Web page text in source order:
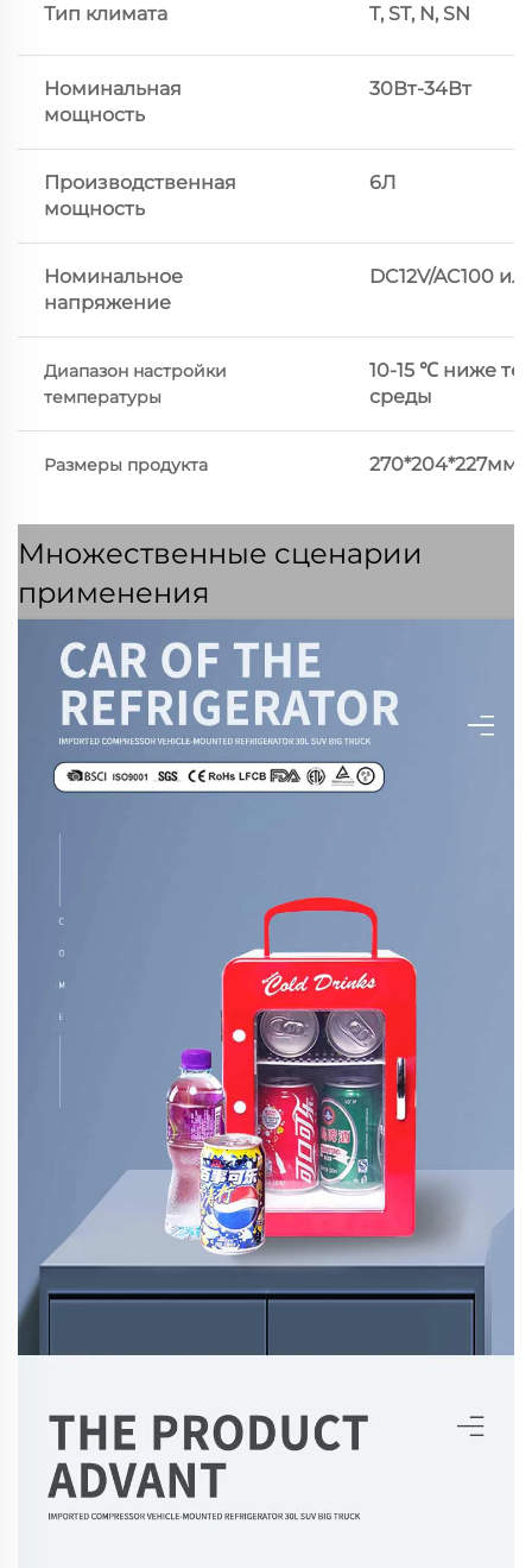
Тип климата T, ST, N, SN
Номинальная
мощность
30Вт-34Вт
Производственная
мощность
6Л
Номинальное
напряжение
DC12V/AC100
Диапазон настройки
температуры
10-15 ℃ ниже
среды
Размеры продукта 270*204*227мм
Множественные сценарии
применения